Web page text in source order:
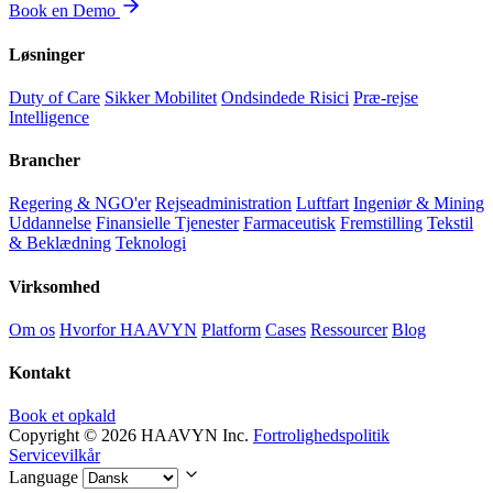
Book en Demo
Løsninger
Duty of Care Sikker Mobilitet Ondsindede Risici Præ-rejse
Intelligence
Brancher
Regering & NGO'er Rejseadministration Luftfart Ingeniør & Mining
Uddannelse Finansielle Tjenester Farmaceutisk Fremstilling Tekstil
& Beklædning Teknologi
Virksomhed
Om os Hvorfor HAAVYN Platform Cases Ressourcer Blog
Kontakt
Book et opkald
Copyright © 2026 HAAVYN Inc. Fortrolighedspolitik
Servicevilkår
Language